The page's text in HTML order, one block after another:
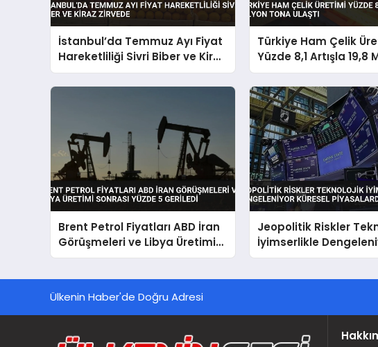
İstanbul’da Temmuz Ayı Fiyat
Hareketliliği Sivri Biber ve Kiraz
Zirvede
Türkiye Ham Çelik
Yüzde 8,1 Artışla 19,8
Tona Ulaştı
Brent Petrol Fiyatları ABD İran
Görüşmeleri ve Libya Üretimi
Sonrası Yüzde 5 Geriledi
Jeopolitik Riskler
İyimserlikle
Küresel Piyasalarda
Ülkenin Haber'de Doğru Adresi